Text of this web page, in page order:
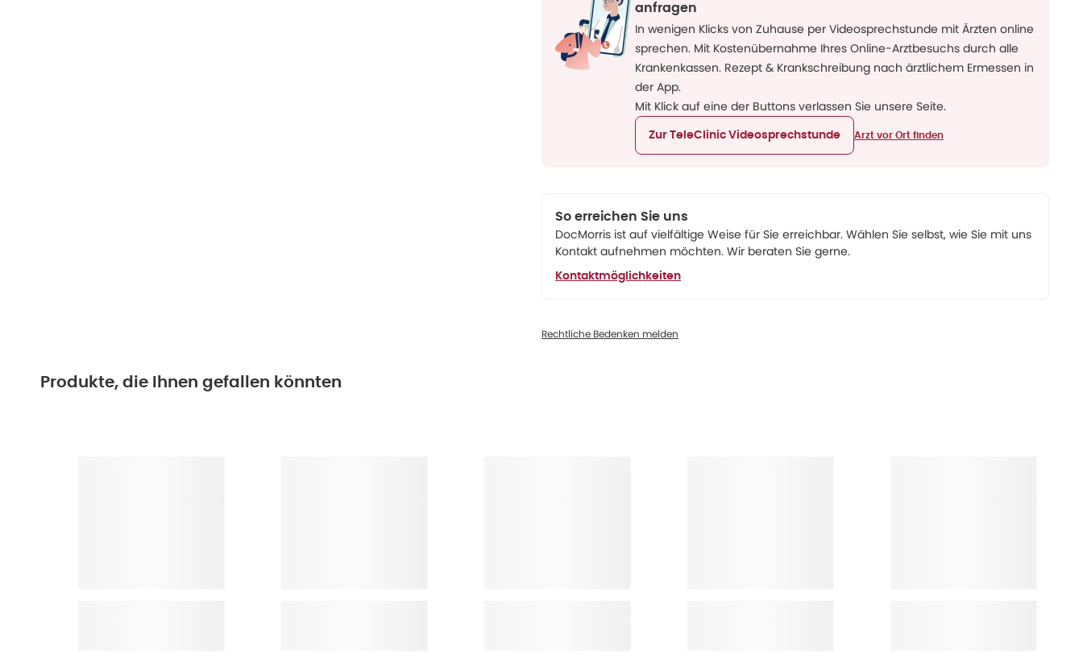
anfragen
In wenigen Klicks von Zuhause per Videosprechstunde mit Ärzten online
sprechen. Mit Kostenübernahme Ihres Online-Arztbesuchs durch alle
Krankenkassen. Rezept & Krankschreibung nach ärztlichem Ermessen in
der App.
Mit Klick auf eine der Buttons verlassen Sie unsere Seite.
Zur TeleClinic Videosprechstunde Arzt vor Ort finden
So erreichen Sie uns
DocMorris ist auf vielfältige Weise für Sie erreichbar. Wählen Sie selbst, wie Sie mit uns
Kontakt aufnehmen möchten. Wir beraten Sie gerne.
Kontaktmöglichkeiten
Rechtliche Bedenken melden
Produkte, die Ihnen gefallen könnten